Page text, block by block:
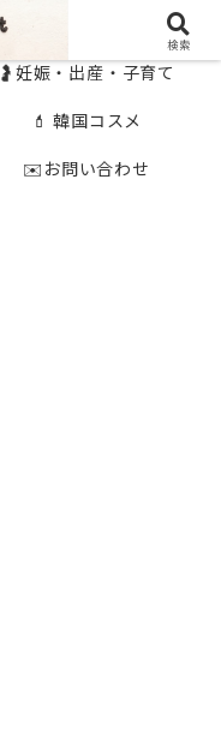
🤰妊娠・出産・子育て
💄 韓国コスメ
✉️お問い合わせ
検索